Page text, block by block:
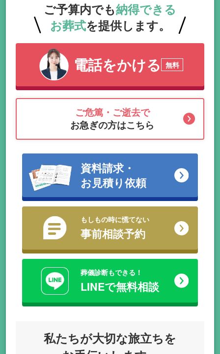
ご予算内でも納得できる
お葬式を提供します。
電話をかける 無料
ご危篤・ご逝去で
お急ぎの方はこちら
資料請求・
お見積り依頼
もしもの時に慌てない
事前相談予約
葬儀診断もできる！
LINEで無料相談
私たちが大切な旅立ちを